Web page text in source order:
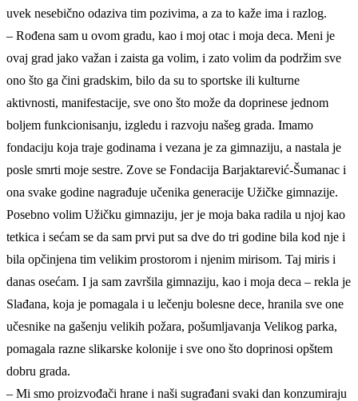
uvek nesebično odaziva tim pozivima, a za to kaže ima i razlog.
– Rođena sam u ovom gradu, kao i moj otac i moja deca. Meni je
ovaj grad jako važan i zaista ga volim, i zato volim da podržim sve
ono što ga čini gradskim, bilo da su to sportske ili kulturne
aktivnosti, manifestacije, sve ono što može da doprinese jednom
boljem funkcionisanju, izgledu i razvoju našeg grada. Imamo
fondaciju koja traje godinama i vezana je za gimnaziju, a nastala je
posle smrti moje sestre. Zove se Fondacija Barjaktarević-Šumanac i
ona svake godine nagrađuje učenika generacije Užičke gimnazije.
Posebno volim Užičku gimnaziju, jer je moja baka radila u njoj kao
tetkica i sećam se da sam prvi put sa dve do tri godine bila kod nje i
bila opčinjena tim velikim prostorom i njenim mirisom. Taj miris i
danas osećam. I ja sam završila gimnaziju, kao i moja deca – rekla je
Slađana, koja je pomagala i u lečenju bolesne dece, hranila sve one
učesnike na gašenju velikih požara, pošumljavanja Velikog parka,
pomagala razne slikarske kolonije i sve ono što doprinosi opštem
dobru grada.
– Mi smo proizvođači hrane i naši sugrađani svaki dan konzumiraju